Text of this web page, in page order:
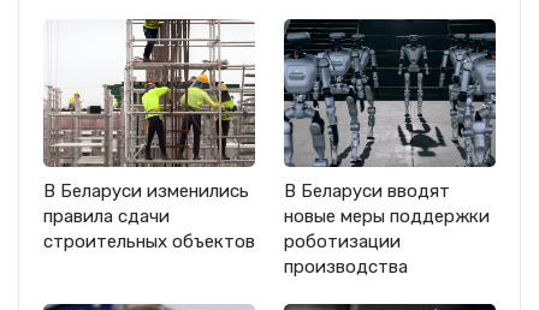
В Беларуси изменились
правила сдачи
строительных объектов
В Беларуси вводят
новые меры поддержки
роботизации
производства